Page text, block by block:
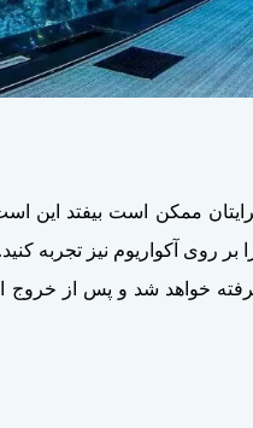
ممکن است بیفتد این
از شما عکسی گرفته خواهد شد و